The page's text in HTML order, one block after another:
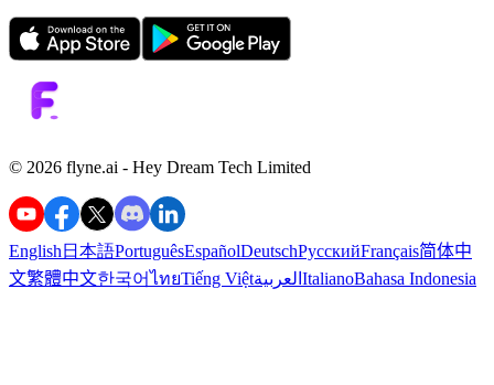
©️ 2026 flyne.ai - Hey Dream Tech Limited
English 日本語PortuguêsEspañolDeutschРусскийFrançais简体中
文繁體中文한국어ไทยTiếng Việtالعربية ItalianoBahasa Indonesia